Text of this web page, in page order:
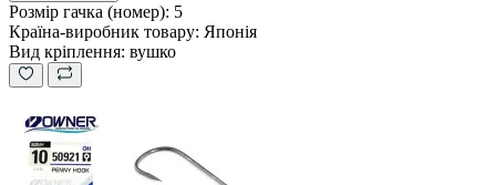
Розмір гачка (номер): 5
Країна-виробник товару: Японія
Вид кріплення: вушко